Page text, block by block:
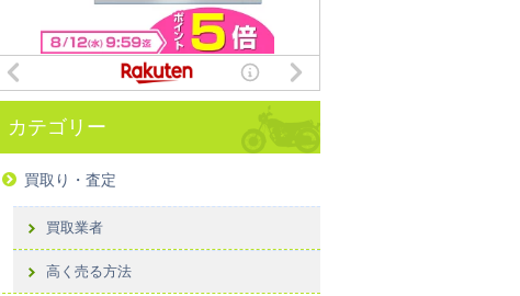
カテゴリー
買取り・査定
買取業者
高く売る方法